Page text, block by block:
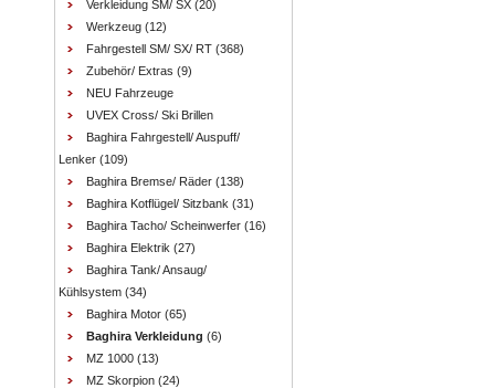
Verkleidung SM/ SX (20)
Werkzeug (12)
Fahrgestell SM/ SX/ RT (368)
Zubehör/ Extras (9)
NEU Fahrzeuge
UVEX Cross/ Ski Brillen
Baghira Fahrgestell/ Auspuff/
Lenker (109)
Baghira Bremse/ Räder (138)
Baghira Kotflügel/ Sitzbank (31)
Baghira Tacho/ Scheinwerfer (16)
Baghira Elektrik (27)
Baghira Tank/ Ansaug/
Kühlsystem (34)
Baghira Motor (65)
Baghira Verkleidung (6)
MZ 1000 (13)
MZ Skorpion (24)